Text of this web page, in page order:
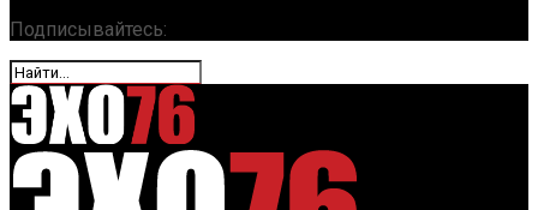
Подписывайтесь: